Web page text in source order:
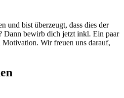
und bist überzeugt, dass dies der
Dann bewirb dich jetzt inkl. Ein paar
Wir freuen uns darauf,